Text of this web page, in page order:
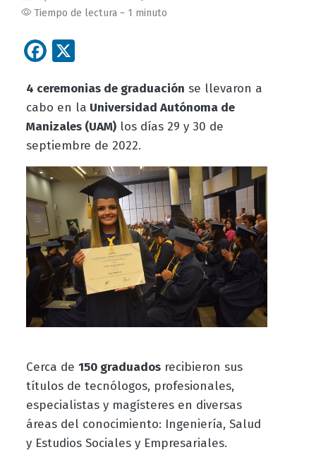
Tiempo de lectura ~ 1 minuto
Facebook
4 ceremonias de graduación se llevaron a
cabo en la Universidad Autónoma de
Manizales (UAM)los días 29 y 30 de
septiembre de 2022.
Cerca de 150graduadosrecibieron sus
títulos de tecnólogos, profesionales,
especialistas y magísteres en diversas
áreas del conocimiento: Ingeniería, Salud
y Estudios Sociales y Empresariales.